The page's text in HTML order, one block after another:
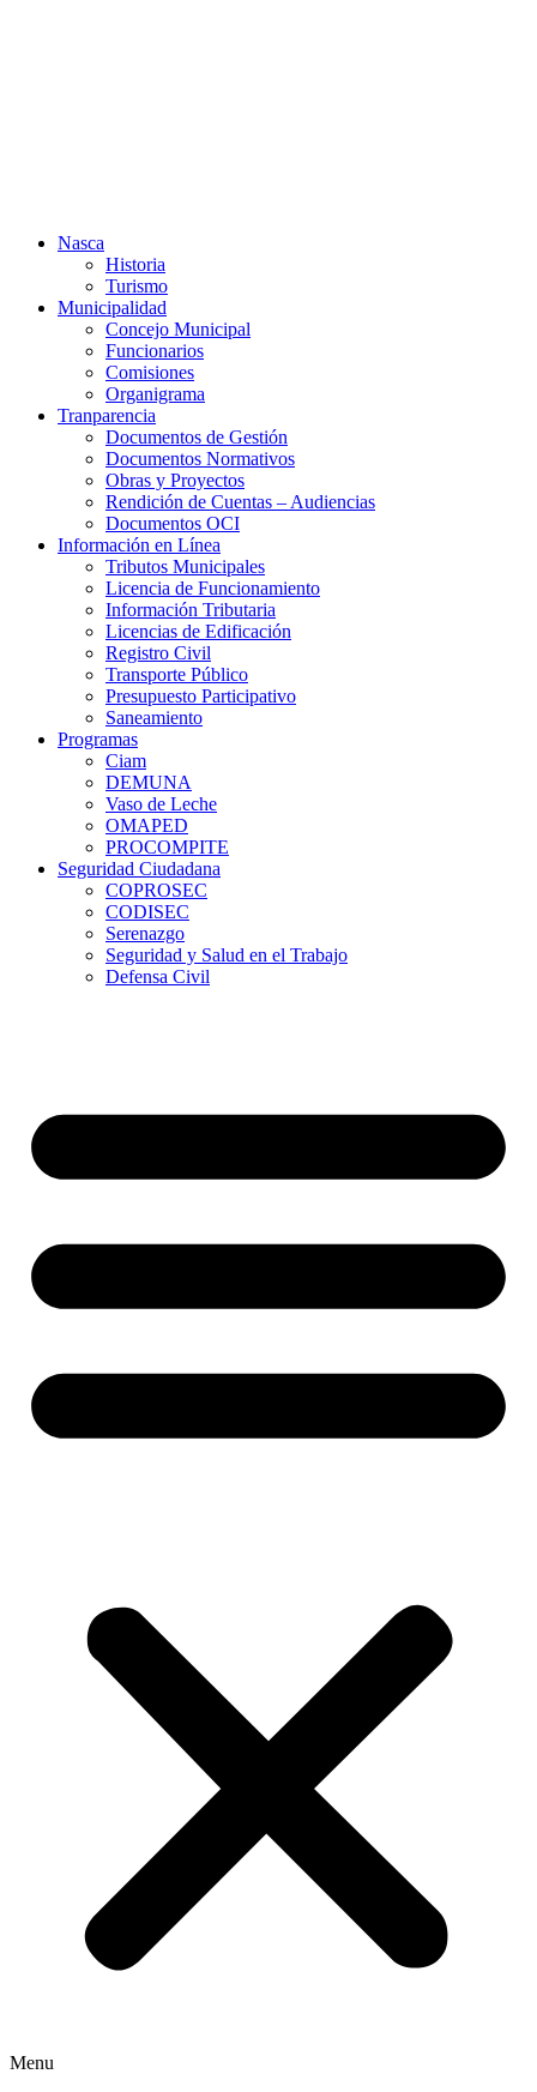
Nasca
Historia
Turismo
Municipalidad
Concejo Municipal
Funcionarios
Comisiones
Organigrama
Tranparencia
Documentos de Gestión
Documentos Normativos
Obras y Proyectos
Rendición de Cuentas – Audiencias
Documentos OCI
Información en Línea
Tributos Municipales
Licencia de Funcionamiento
Información Tributaria
Licencias de Edificación
Registro Civil
Transporte Público
Presupuesto Participativo
Saneamiento
Programas
Ciam
DEMUNA
Vaso de Leche
OMAPED
PROCOMPITE
Seguridad Ciudadana
COPROSEC
CODISEC
Serenazgo
Seguridad y Salud en el Trabajo
Defensa Civil
Menu